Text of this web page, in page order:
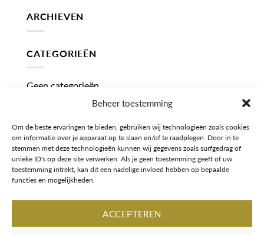
Beheer toestemming
Om de beste ervaringen te bieden, gebruiken wij technologieën zoals cookies
om informatie over je apparaat op te slaan en/of te raadplegen. Door in te
stemmen met deze technologieën kunnen wij gegevens zoals surfgedrag of
unieke ID's op deze site verwerken. Als je geen toestemming geeft of uw
toestemming intrekt, kan dit een nadelige invloed hebben op bepaalde
functies en mogelijkheden.
ACCEPTEREN
ARCHIEVEN
CATEGORIEËN
Geen categorieën
Login
Berichten feed